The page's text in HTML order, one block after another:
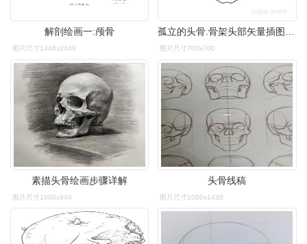
解剖绘画一:颅骨
图片尺寸1448x2048 图片尺寸700x700
素描头骨绘画步骤详解
图片尺寸1080x846
头骨线稿
图片尺寸1080x1438